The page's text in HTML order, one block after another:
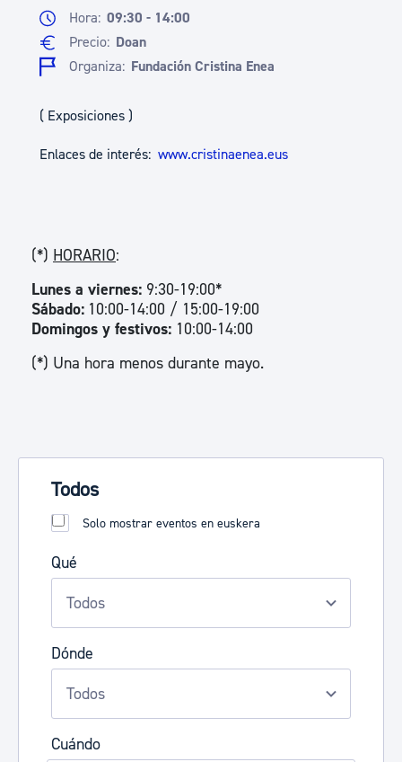
Todos
Solo mostrar eventos en euskera
Qué
Dónde
Cuándo
Hora: 09:30 - 14:00
Precio: Doan
Organiza: Fundación Cristina Enea
( Exposiciones )
Enlaces de interés: www.cristinaenea.eus
(*) HORARIO:
Lunes a viernes: 9:30-19:00*
Sábado: 10:00-14:00 / 15:00-19:00
Domingos y festivos: 10:00-14:00
(*) Una hora menos durante mayo.